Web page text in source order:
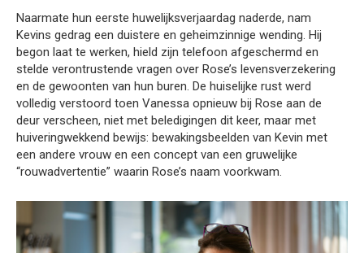
Naarmate hun eerste huwelijksverjaardag naderde, nam
Kevins gedrag een duistere en geheimzinnige wending. Hij
begon laat te werken, hield zijn telefoon afgeschermd en
stelde verontrustende vragen over Rose’s levensverzekering
en de gewoonten van hun buren. De huiselijke rust werd
volledig verstoord toen Vanessa opnieuw bij Rose aan de
deur verscheen, niet met beledigingen dit keer, maar met
huiveringwekkend bewijs: bewakingsbeelden van Kevin met
een andere vrouw en een concept van een gruwelijke
“rouwadvertentie” waarin Rose’s naam voorkwam.